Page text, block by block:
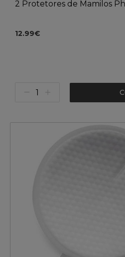
2 Protetores de Mamilos
12.99€